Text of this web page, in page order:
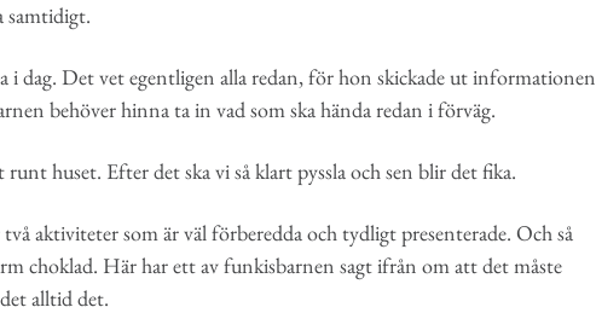
samtidigt.
i dag. Det vet egentligen alla redan, för hon skickade ut informationen
behöver hinna ta in vad som ska hända redan i förväg.
huset. Efter det ska vi så klart pyssla och sen blir det fika.
aktiviteter som är väl förberedda och tydligt presenterade. Och så
choklad. Här har ett av funkisbarnen sagt ifrån om att det måste
alltid det.